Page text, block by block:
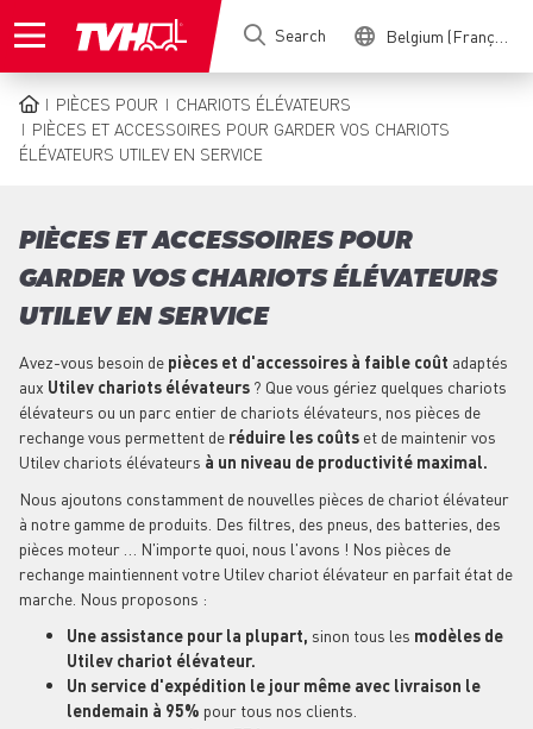
to
Search Belgium (Français)
BREADCRUMB
PIÈCES POUR
CHARIOTS ÉLÉVATEURS
PIÈCES ET ACCESSOIRES POUR GARDER VOS CHARIOTS
ÉLÉVATEURS UTILEV EN SERVICE
PIÈCES ET ACCESSOIRES POUR
GARDER VOS CHARIOTS ÉLÉVATEURS
UTILEV EN SERVICE
Avez-vous besoin de pièces et d'accessoires à faible coût adaptés
aux Utilev chariots élévateurs ? Que vous gériez quelques chariots
élévateurs ou un parc entier de chariots élévateurs, nos pièces de
rechange vous permettent de réduire les coûts et de maintenir vos
Utilev chariots élévateurs à un niveau de productivité maximal.
Nous ajoutons constamment de nouvelles pièces de chariot élévateur
à notre gamme de produits. Des filtres, des pneus, des batteries, des
pièces moteur … N'importe quoi, nous l'avons ! Nos pièces de
rechange maintiennent votre Utilev chariot élévateur en parfait état de
marche. Nous proposons :
Une assistance pour la plupart, sinon tous les modèles de
Utilev chariot élévateur.
Un service d'expédition le jour même avec livraison le
lendemain à 95% pour tous nos clients.